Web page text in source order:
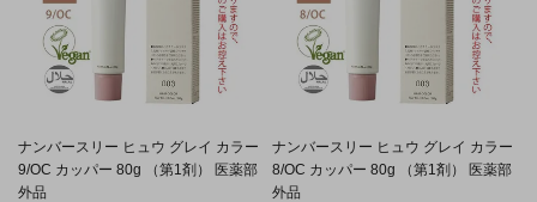
ナンバースリー ヒュウ グレイ カラー
9/OC カッパー 80g （第1剤） 医薬部
外品
ナンバースリー ヒュウ グレイ カラー
8/OC カッパー 80g （第1剤） 医薬部
外品